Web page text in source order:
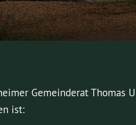
Gemeinderat Thomas
ist: